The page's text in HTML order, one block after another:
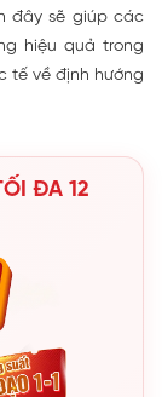
đây sẽ giúp các
hiệu quả trong
tế về định hướng
ĐA 12